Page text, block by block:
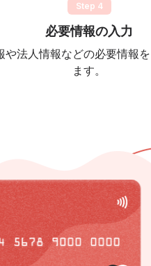
Step 4
必要情報の入力
や法人情報などの必要情報
ます。